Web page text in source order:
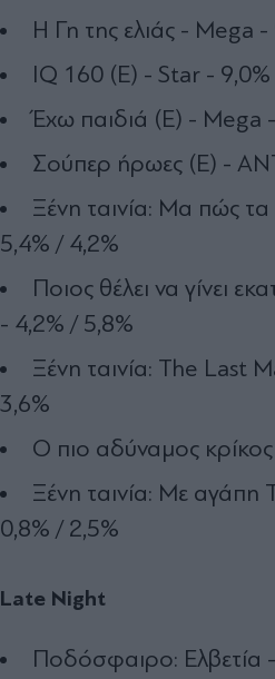
Η Γη της ελιάς - Mega
IQ 160 (Ε) - Star - 9,0%
Έχω παιδιά (Ε) - Mega
Σούπερ ήρωες (Ε) -
Ξένη ταινία: Μα πώς
5,4% / 4,2%
Ποιος θέλει να γίνει
- 4,2% / 5,8%
Ξένη ταινία: The Last
3,6%
Ο πιο αδύναμος
Ξένη ταινία: Με αγάπη
0,8% / 2,5%
Late Night
Ποδόσφαιρο: Ελβετία